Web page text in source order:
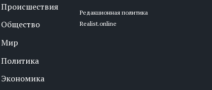
Происшествия
Общество
Мир
Политика
Экономика
Редакционная политика
Realist.online